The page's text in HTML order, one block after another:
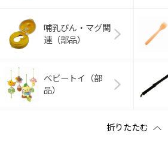
哺乳びん・マグ関
連（部品）
ベビートイ（部
品）